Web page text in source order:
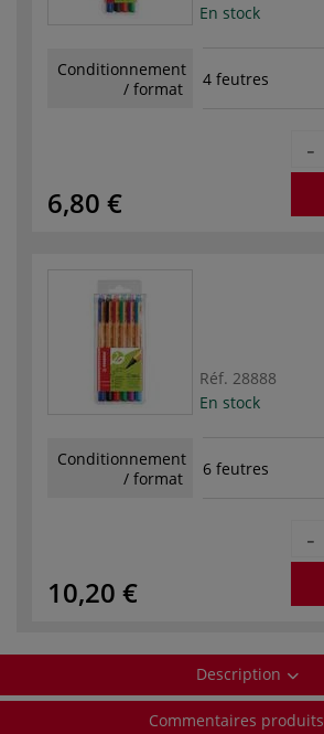
En stock
Conditionnement
/ format
4 feutres
6,80 €
-
Réf. 28888
En stock
Conditionnement
/ format
6 feutres
10,20 €
-
Description
Commentaires produits